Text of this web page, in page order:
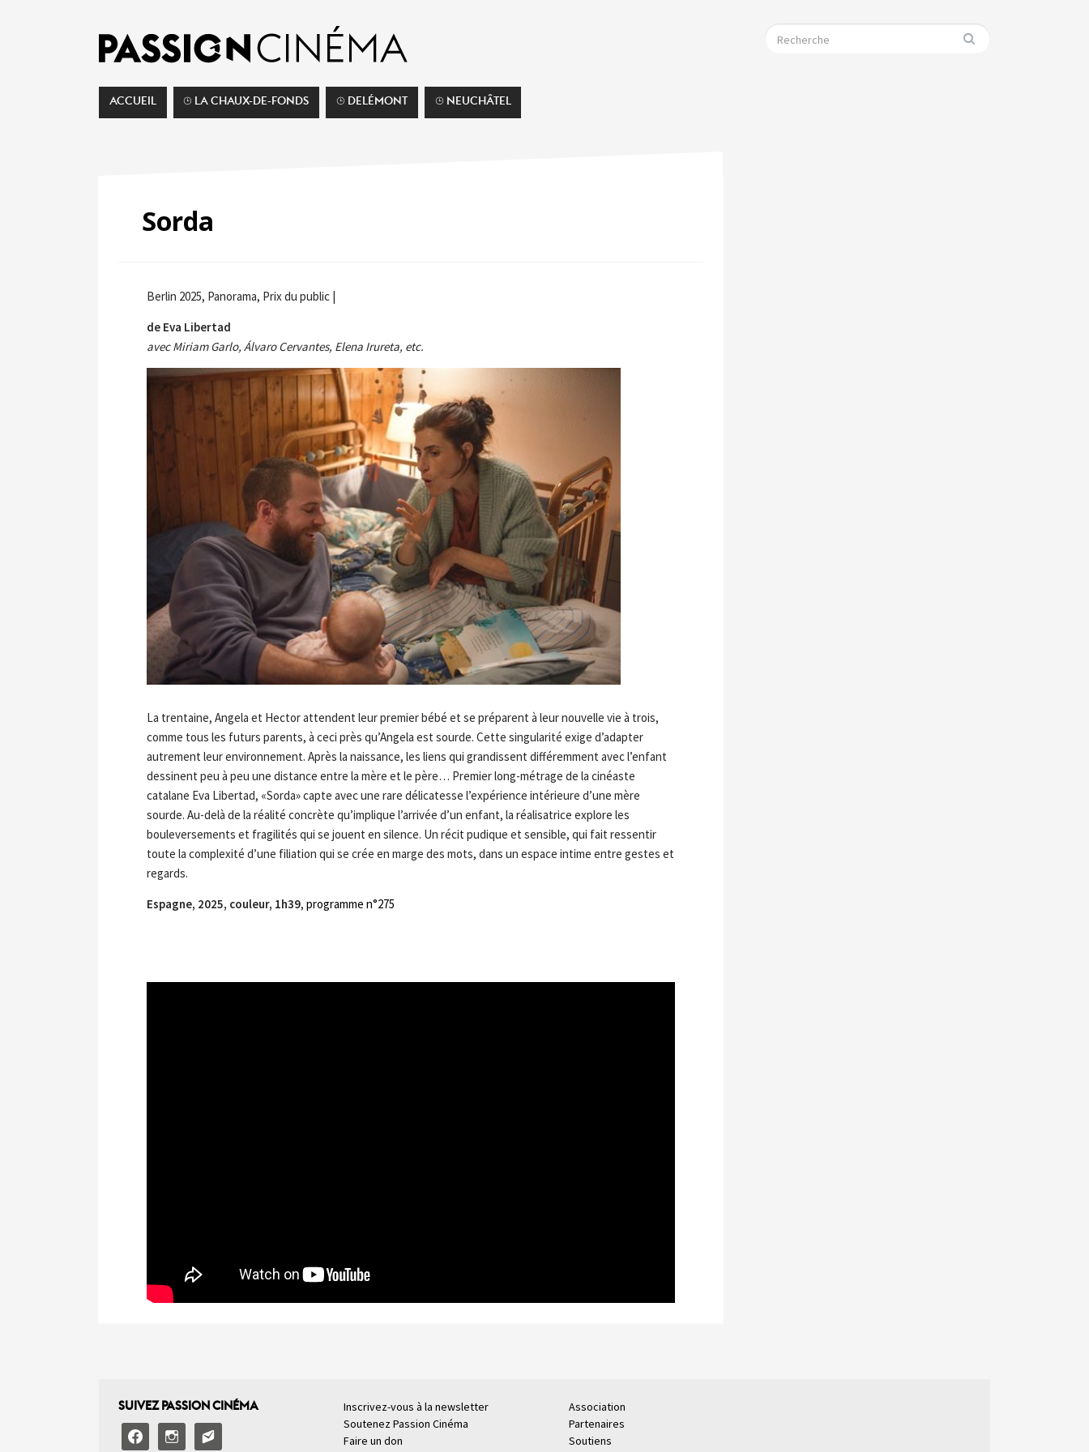
ACCUEIL ⌚︎ LA CHAUX-DE-FONDS ⌚︎ DELÉMONT ⌚︎ NEUCHÂTEL
Sorda
Berlin 2025, Panorama, Prix du public |
de Eva Libertad
avec Miriam Garlo, Álvaro Cervantes, Elena Irureta, etc.
La trentaine, Angela et Hector attendent leur premier bébé et se préparent à leur nouvelle vie à trois,
comme tous les futurs parents, à ceci près qu’Angela est sourde. Cette singularité exige d’adapter
autrement leur environnement. Après la naissance, les liens qui grandissent différemment avec l’enfant
dessinent peu à peu une distance entre la mère et le père… Premier long-métrage de la cinéaste
catalane Eva Libertad, «Sorda» capte avec une rare délicatesse l’expérience intérieure d’une mère
sourde. Au-delà de la réalité concrète qu’implique l’arrivée d’un enfant, la réalisatrice explore les
bouleversements et fragilités qui se jouent en silence. Un récit pudique et sensible, qui fait ressentir
toute la complexité d’une filiation qui se crée en marge des mots, dans un espace intime entre gestes et
regards.
Espagne, 2025, couleur, 1h39, programme n°275
SUIVEZ PASSION CINÉMA
facebookinstagramemail-
alt2
Inscrivez-vous à la newsletter
Soutenez Passion Cinéma
Faire un don
Association
Partenaires
Soutiens